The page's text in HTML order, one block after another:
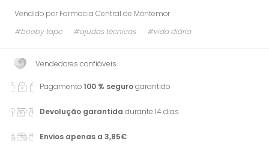
Vendido por Farmacia Central de Montemor
#booby tape
#ajudas técnicas #vida diária
Vendedores confiáveis
Pagamento100 % segurogarantido
Devolução garantida durante 14 dias
Envios apenas a 3,85€